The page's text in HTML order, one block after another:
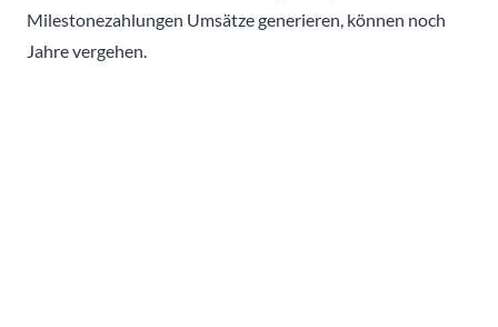
Milestonezahlungen Umsätze generieren, können noch
Jahre vergehen.